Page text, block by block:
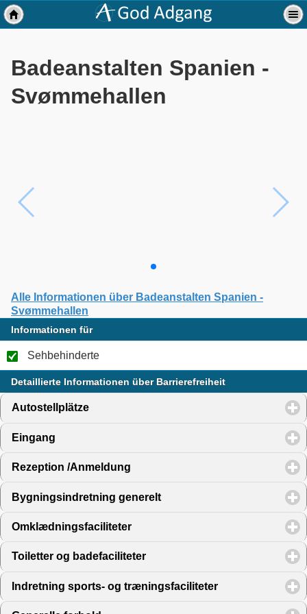
Badeanstalten Spanien -
Svømmehallen
Alle Informationen über Badeanstalten Spanien -
Svømmehallen
Informationen für
Sehbehinderte
Detaillierte Informationen über Barrierefreiheit
Autostellplätze
Eingang
Rezeption /Anmeldung
Bygningsindretning generelt click to expand contents
Omklædningsfaciliteter
Toiletter og badefaciliteter
Indretning sports- og træningsfaciliteter click to expand